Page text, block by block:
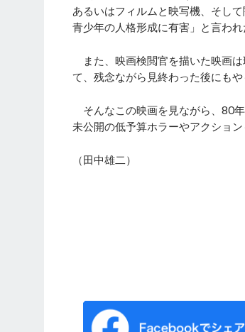
あるいはフィルムと映写機、そし
青少年の人格形成に有害」と言わ
また、映画検閲官を描いた映画
て、残念ながら見終わった後にも
そんなこの映画を見ながら、80
未公開の低予算ホラーやアクショ
（田中雄二）